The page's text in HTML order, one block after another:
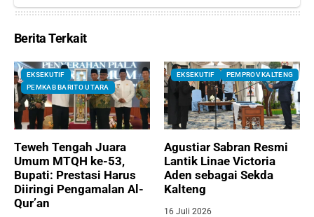
Berita Terkait
EKSEKUTIF
PEMKAB BARITO UTARA
Teweh Tengah Juara
Umum MTQH ke-53,
Bupati: Prestasi Harus
Diiringi Pengamalan Al-
Qur’an
EKSEKUTIF PEMPROV KALTENG
Agustiar Sabran Resmi
Lantik Linae Victoria
Aden sebagai Sekda
Kalteng
16 Juli 2026